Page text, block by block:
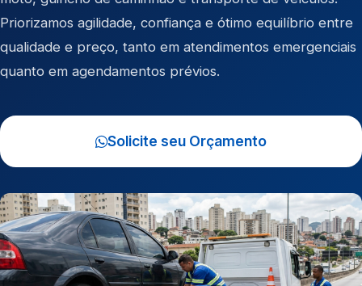
Priorizamos agilidade, confiança e ótimo equilíbrio entre
qualidade e preço, tanto em atendimentos emergenciais
quanto em agendamentos prévios.
Solicite seu Orçamento